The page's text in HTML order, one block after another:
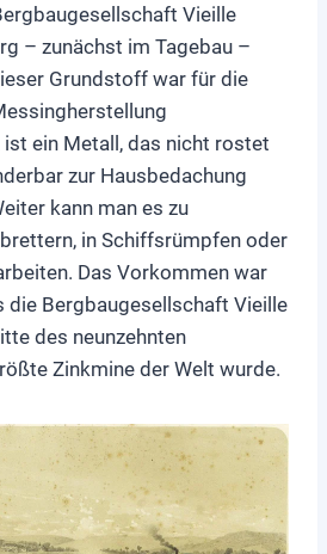
Vieille
– zunächst im Tagebau –
Grundstoff war für die
ist ein Metall, das nicht rostet
zur Hausbedachung
kann man es zu
in Schiffsrümpfen oder
Das Vorkommen war
die Bergbaugesellschaft Vieille
des neunzehnten
Zinkmine der Welt wurde.